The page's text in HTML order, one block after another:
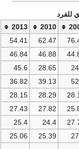
للفرد
2010
2013
62.47
54.41
46.88
46.84
28.65
45.6
39.13
36.82
28.29
28.15
27.82
27.43
24.4
25.4
25.39
25.06